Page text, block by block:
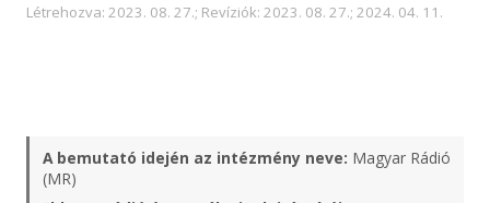
Létrehozva: 2023. 08. 27.; Revíziók: 2023. 08. 27.; 2024. 04. 11.
A bemutató idején az intézmény neve: Magyar Rádió
(MR)